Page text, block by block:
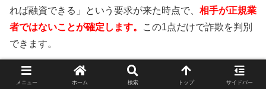
れば融資できる」という要求が来た時点で、 相手が正規業
者ではないことが確定します。
この1点だけで詐欺を判別
できます。
メニュー ホーム 検索 トップ サイドバー